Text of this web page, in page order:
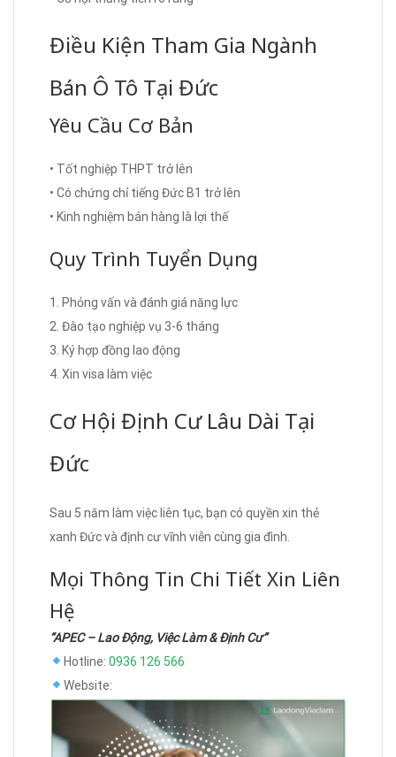
Điều Kiện Tham Gia Ngành
Bán Ô Tô Tại Đức
Yêu Cầu Cơ Bản
• Tốt nghiệp THPT trở lên
• Có chứng chỉ tiếng Đức B1 trở lên
• Kinh nghiệm bán hàng là lợi thế
Quy Trình Tuyển Dụng
1. Phỏng vấn và đánh giá năng lực
2. Đào tạo nghiệp vụ 3-6 tháng
3. Ký hợp đồng lao động
4. Xin visa làm việc
Cơ Hội Định Cư Lâu Dài Tại
Đức
Sau 5 năm làm việc liên tục, bạn có quyền xin thẻ
xanh Đức và định cư vĩnh viễn cùng gia đình.
Mọi Thông Tin Chi Tiết Xin Liên
Hệ
“APEC – Lao Động, Việc Làm & Định Cư”
Hotline: 0936 126 566
Website: